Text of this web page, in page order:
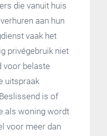
die vanuit huis
aan hun
vaak het
privégebruik niet
voor belaste
uitspraak
is of
als woning wordt
voor meer dan